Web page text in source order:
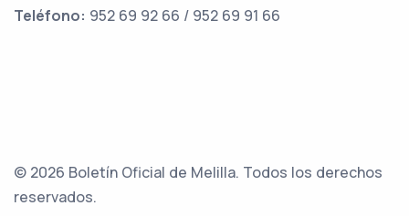
Teléfono: 952 69 92 66 / 952 69 91 66
© 2026 Boletín Oficial de Melilla. Todos los derechos
reservados.